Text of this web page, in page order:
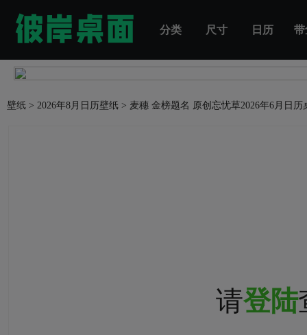
分类 尺寸 日历 带
壁纸 > 2026年8月日历壁纸 > 麦穗 金榜题名 原创忘忧草2026年6月日历
请登陆